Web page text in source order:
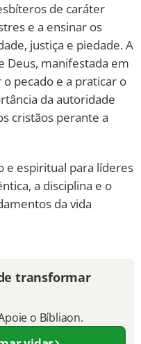
de caráter
e a ensinar os
justiça e piedade. A
Deus, manifestada em
pecado e a praticar o
da autoridade
cristãos perante a
e espiritual para líderes
a disciplina e o
da vida
transformar
o Bíbliaon.